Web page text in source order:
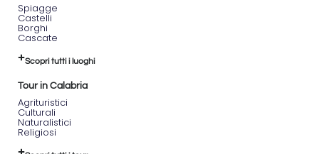
Spiagge
Castelli
Borghi
Cascate
Scopri tutti i luoghi
Tour in Calabria
Agrituristici
Culturali
Naturalistici
Religiosi